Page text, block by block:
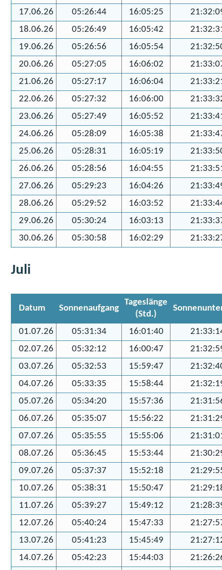
17.06.26
05:26:44 16:05:25
18.06.26
05:26:49 16:05:42
19.06.26
05:26:56 16:05:54
20.06.26
05:27:05 16:06:02
21.06.26
05:27:17 16:06:04
22.06.26
05:27:32 16:06:00
23.06.26
05:27:49 16:05:52
24.06.26
05:28:09 16:05:38
25.06.26
05:28:31 16:05:19
26.06.26
05:28:56 16:04:55
27.06.26
05:29:23 16:04:26
28.06.26
05:29:52 16:03:52
29.06.26
05:30:24 16:03:13
30.06.26
05:30:58 16:02:29
Juli
Datum Sonnenaufgang
Tageslänge
(Std.)
01.07.26 05:31:34 16:01:40
02.07.26
05:32:12 16:00:47
03.07.26
05:32:53 15:59:47
04.07.26
05:33:35 15:58:44
05.07.26
05:34:20 15:57:36
06.07.26
05:35:07 15:56:22
07.07.26
05:35:55 15:55:06
08.07.26
05:36:45 15:53:44
09.07.26
05:37:37 15:52:18
10.07.26
05:38:31 15:50:47
11.07.26
05:39:27 15:49:12
12.07.26
05:40:24 15:47:33
13.07.26
05:41:23 15:45:49
14.07.26
05:42:23 15:44:03